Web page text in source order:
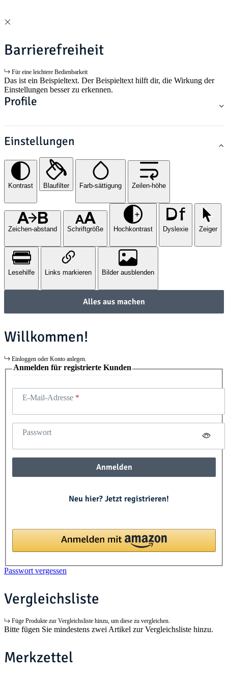
Barrierefreiheit
Für eine leichtere Bedienbarkeit
Das ist ein Beispieltext. Der Beispieltext hilft dir, die Wirkung der
Einstellungen besser zu erkennen.
Profile
Einstellungen
Kontrast Blaufilter Farb-sättigung Zeilen-höhe
Zeichen-abstand Schriftgröße Hochkontrast Dyslexie Zeiger
Lesehilfe Links markieren Bilder ausblenden
Alles aus machen
Willkommen!
Einloggen oder Konto anlegen.
Anmelden für registrierte Kunden
E-Mail-Adresse
Passwort
Anmelden
Neu hier? Jetzt registrieren!
Passwort vergessen
Vergleichsliste
Füge Produkte zur Vergleichsliste hinzu, um diese zu vergleichen.
Bitte fügen Sie mindestens zwei Artikel zur Vergleichsliste hinzu.
Merkzettel